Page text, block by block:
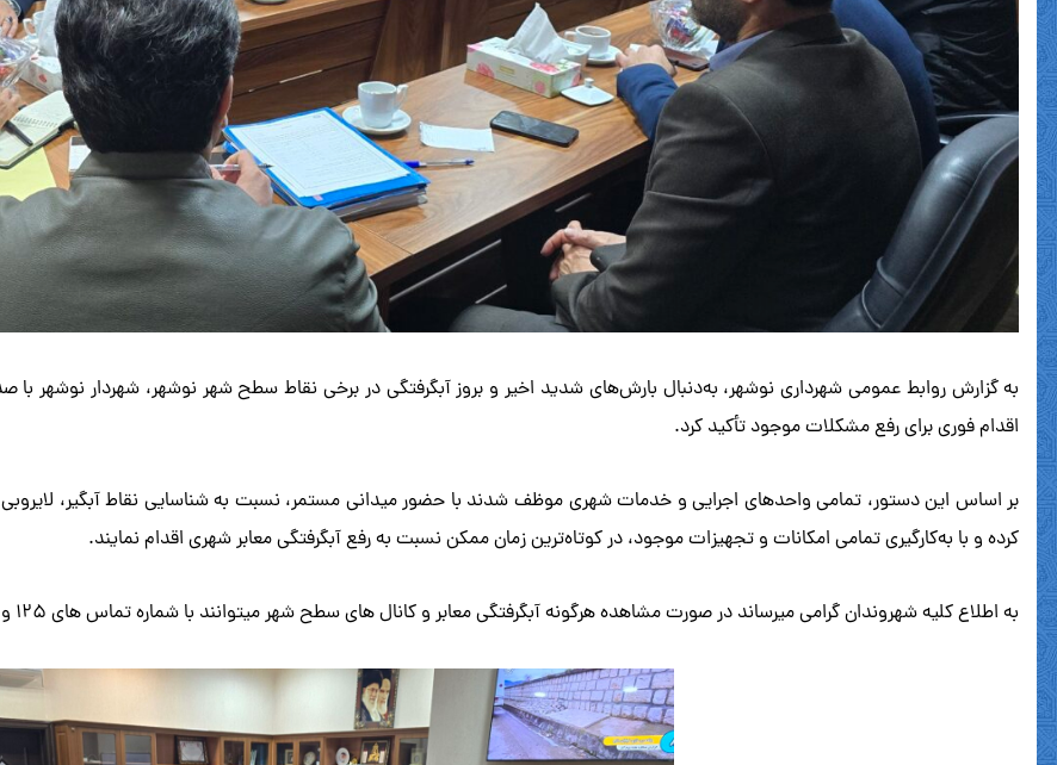
به گزارش روابط عمومی شهرداری نوشهر، به‌دنبال بارش‌های شدید اخیر و بروز آبگرفتگی در برخی نقاط سطح شهر نوشهر، شهردار نوشهر با
اقدام فوری برای رفع مشکلات موجود تأکید کرد.
بر اساس این دستور، تمامی واحدهای اجرایی و خدمات شهری موظف شدند با حضور میدانی مستمر، نسبت به شناسایی نقاط آبگیر،
کرده و با به‌کارگیری تمامی امکانات و تجهیزات موجود، در کوتاه‌ترین زمان ممکن نسبت به رفع آبگرفتگی معابر شهری اقدام نمایند.
به اطلاع کلیه شهروندان گرامی میرساند در صورت مشاهده هرگونه آبگرفتگی معابر و کانال های سطح شهر میتوانند با شماره تماس های ۱۲۵ و ۱۳۷ شهرداری نوشهر، تماس حاصل فرمایند.